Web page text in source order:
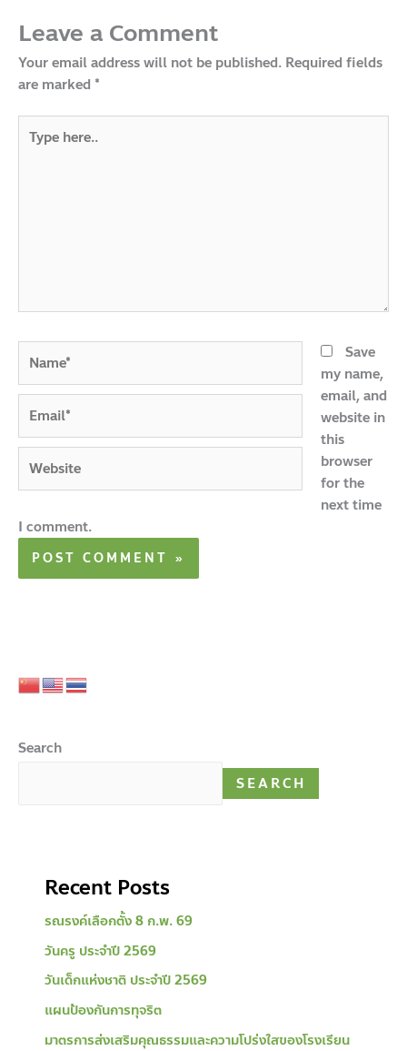
Leave a Comment
Your email address will not be published. Required fields
are marked *
here..
Save
my name,
email, and
website in
this
browser
for the
next time
I comment.
Search
SEARCH
Recent Posts
รณรงค์เลือกตั้ง 8 ก.พ. 69
วันครู ประจําปี 2569
วันเด็กแห่งชาติ ประจําปี 2569
แผนป้องกันการทุจริต
มาตรการส่งเสริมคุณธรรมและความโปร่งใสของโรงเรียน